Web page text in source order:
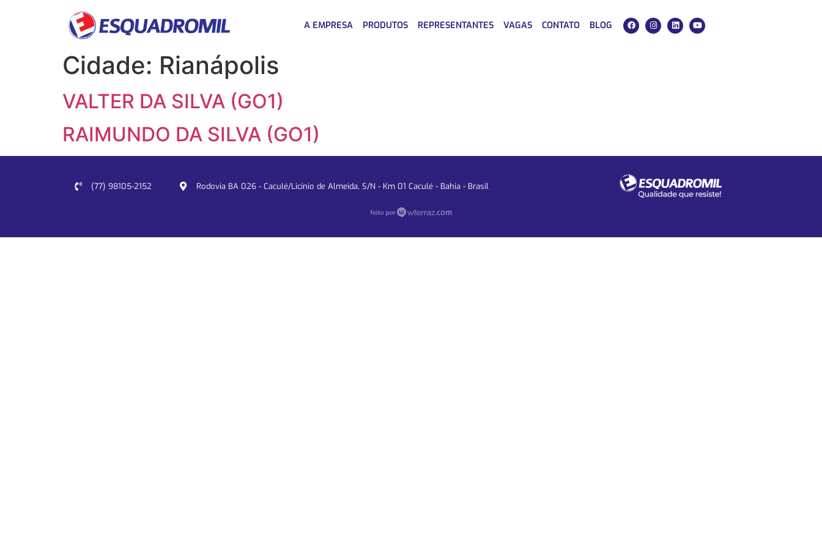
A EMPRESA PRODUTOS REPRESENTANTES VAGAS CONTATO BLOG
Cidade: Rianápolis
VALTER DA SILVA (GO1)
RAIMUNDO DA SILVA (GO1)
(77) 98105-2152 Rodovia BA 026 - Caculé/Licínio de Almeida, S/N - Km 01 Caculé - Bahia - Brasil